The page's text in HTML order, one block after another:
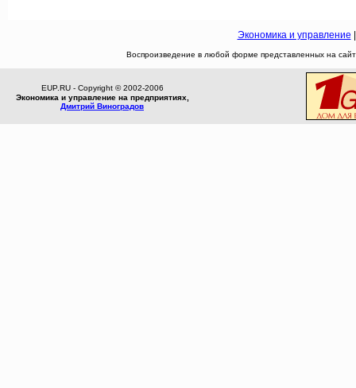
Экономика и управление
Воспроизведение в любой форме представленных на
EUP.RU - Copyright © 2002-2006
Экономика и управление на предприятиях,
Дмитрий Виноградов